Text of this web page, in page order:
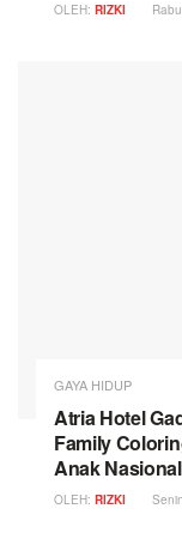
OLEH: RIZKI
GAYA HIDUP
Atria Hotel
Family
Anak Nasional
OLEH: RIZKI